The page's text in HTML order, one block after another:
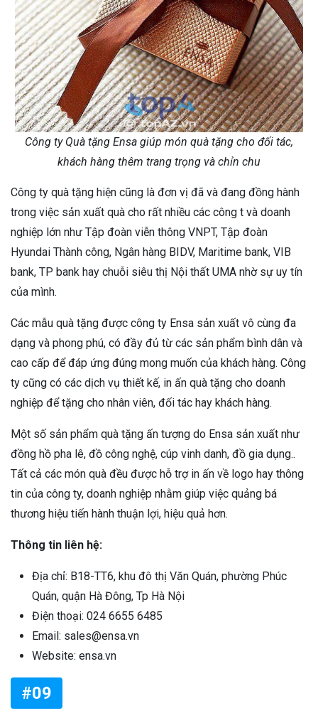
Công ty Quà tặng Ensa giúp món quà tặng cho đối tác,
khách hàng thêm trang trọng và chỉn chu
Công ty quà tặng hiện cũng là đơn vị đã và đang đồng hành
trong việc sản xuất quà cho rất nhiều các công t và doanh
nghiệp lớn như Tập đoàn viễn thông VNPT, Tập đoàn
Hyundai Thành công, Ngân hàng BIDV, Maritime bank, VIB
bank, TP bank hay chuỗi siêu thị Nội thất UMA nhờ sự uy tín
của mình.
Các mẫu quà tặng được công ty Ensa sản xuất vô cùng đa
dạng và phong phú, có đầy đủ từ các sản phẩm bình dân và
cao cấp để đáp ứng đúng mong muốn của khách hàng. Công
ty cũng có các dịch vụ thiết kế, in ấn quà tặng cho doanh
nghiệp để tặng cho nhân viên, đối tác hay khách hàng.
Một số sản phẩm quà tặng ấn tượng do Ensa sản xuất như
đồng hồ pha lê, đồ công nghệ, cúp vinh danh, đồ gia dụng..
Tất cả các món quà đều được hỗ trợ in ấn về logo hay thông
tin của công ty, doanh nghiệp nhằm giúp việc quảng bá
thương hiệu tiến hành thuận lợi, hiệu quả hơn.
Thông tin liên hệ:
Địa chỉ: B18-TT6, khu đô thị Văn Quán, phường Phúc
Quán, quận Hà Đông, Tp Hà Nội
Điện thoại: 024 6655 6485
Email: sales@ensa.vn
Website: ensa.vn
#09